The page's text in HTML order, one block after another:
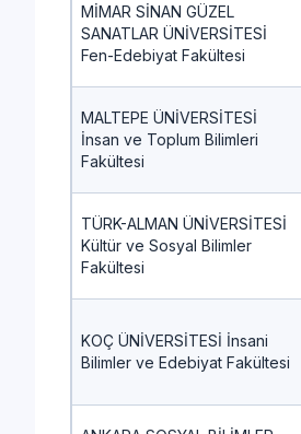
MİMAR SİNAN GÜZEL
SANATLAR ÜNİVERSİTESİ
Fen-Edebiyat Fakültesi
MALTEPE ÜNİVERSİTESİ
İnsan ve Toplum Bilimleri
Fakültesi
TÜRK-ALMAN ÜNİVERSİTESİ
Kültür ve Sosyal Bilimler
Fakültesi
KOÇ ÜNİVERSİTESİ İnsani
Bilimler ve Edebiyat Fakültesi